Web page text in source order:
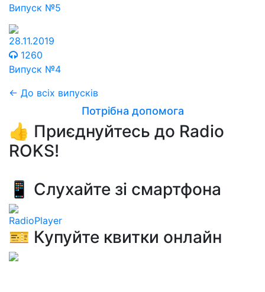
Випуск №5
28.11.2019
1260
Випуск №4
← До всіх випусків
Потрібна допомога
👍 Приєднуйтесь до Radio
ROKS!
📱 Слухайте зі смартфона
RadioPlayer
🎫 Купуйте квитки онлайн